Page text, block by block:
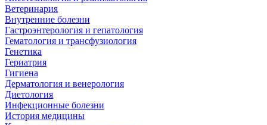
Ветеринария
Внутренние болезни
Гастроэнтерология и гепатология
Гематология и трансфузиология
Генетика
Гериатрия
Гигиена
Дерматология и венерология
Диетология
Инфекционные болезни
История медицины